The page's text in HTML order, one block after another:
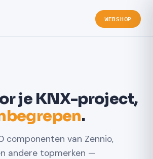
WEBSHOP
je KNX-project,
.
componenten van Zennio,
andere topmerken —